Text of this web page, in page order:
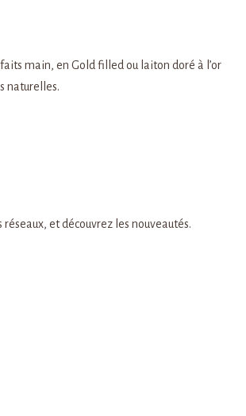
main, en Gold filled ou laiton doré à l’or
naturelles.
réseaux, et découvrez les nouveautés.